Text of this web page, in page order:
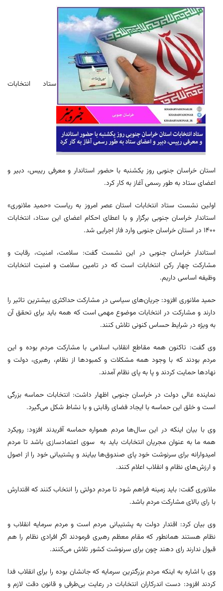
ستاد انتخابات
استان خراسان جنوبی روز یکشنبه با حضور استاندار و معرفی رییس، دبیر و
اعضای ستاد به طور رسمی آغاز به کار کرد.
اولین نشست ستاد انتخابات استان عصر امروز به ریاست «حمید ملانوری»
استاندار خراسان جنوبی برگزار و با اعطای احکام اعضای این ستاد، انتخابات
۱۴۰۰ در استان خراسان جنوبی وارد فاز اجرایی شد.
استاندار خراسان جنوبی در این نشست گفت: سلامت، امنیت، رقابت و
مشارکت چهار رکن انتخابات است که در تامین سلامت و امنیت انتخابات
وظیفه اساسی داریم.
حمید ملانوری افزود: جریان‌های سیاسی در مشارکت حداکثری بیشترین تاثیر را
دارند و مشارکت در انتخابات موضوع مهمی است که همه باید برای تحقق آن
به ویژه در شرایط حساس کنونی تلاش کنند.
وی گفت: تاکنون همه مقاطع انقلاب اسلامی با مشارکت مردم بوده و این
مردم بودند که با وجود همه مشکلات و کمبودها از نظام، رهبری، دولت و
نهادها حمایت کردند و پا به پای نظام آمدند.
نماینده عالی دولت در خراسان جنوبی اظهار داشت: انتخابات حماسه بزرگی
است و خلق این حماسه با ایجاد فضای رقابتی و با نشاط شکل می‌گیرد.
وی با بیان اینکه در این سال‌ها مردم همواره حماسه آفریدند افزود: رویکرد
همه ما به عنوان مجریان انتخابات باید به سوی اعتمادسازی باشد تا مردم
امیدوارانه برای سرنوشت خود پای صندوق‌ها بیایند و پشتیبانی خود را از اصول
و ارزش‌های نظام و انقلاب اعلام کنند.
ملانوری گفت: باید زمینه فراهم شود تا مردم دولتی را انتخاب کنند که اقتدارش
با رای بالای مشارکت مردم باشد.
وی بیان کرد: اقتدار دولت به پشتیبانی مردم است و مردم سرمایه انقلاب و
نظام هستند همانطور که مقام معظم رهبری فرمودند اگر افرادی نظام را هم
قبول ندارند رای دهند چون برای سرنوشت کشور تلاش می‌کنند.
وی با اشاره به اینکه مردم بزرگترین سرمایه که جانشان بوده را برای انقلاب فدا
کردند افزود: دست اندرکاران انتخابات در رعایت بی‌طرفی و قانون دقت لازم و